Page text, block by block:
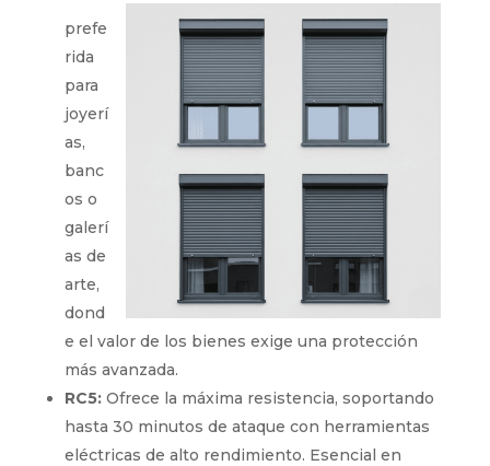
prefe
rida
para
joyerí
as,
banc
os o
galerí
as de
arte,
dond
e el valor de los bienes exige una protección
más avanzada.
RC5:Ofrece la máxima resistencia, soportando
hasta 30 minutos de ataque con herramientas
eléctricas de alto rendimiento. Esencial en